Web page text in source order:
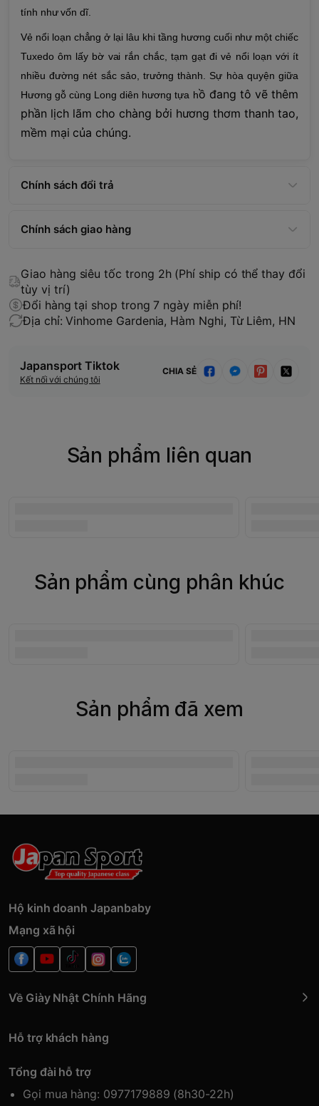
tính như vốn dĩ.
Vẻ nổi loạn chẳng ở lại lâu khi tầng hương cuối như một chiếc
Tuxedo ôm lấy bờ vai rắn chắc, tạm gạt đi vẻ nổi loạn với ít
nhiều đường nét sắc sảo, trưởng thành. Sự hòa quyện giữa
Hương gỗ cùng Long diên hương tựa hồ đang tô vẽ thêm
phần lịch lãm cho chàng bởi hương thơm thanh tao,
mềm mại của chúng.
Chính sách đổi trả
Chính sách giao hàng
Giao hàng siêu tốc trong 2h (Phí ship có thể thay đổi
tùy vị trí)
Đổi hàng tại shop trong 7 ngày miễn phí!
Địa chỉ: Vinhome Gardenia, Hàm Nghi, Từ Liêm, HN
Japansport Tiktok
Kết nối với chúng tôi
CHIA SẺ
Sản phẩm liên quan
Sản phẩm cùng phân khúc
Sản phẩm đã xem
Hộ kinh doanh Japanbaby
Mạng xã hội
Về Giày Nhật Chính Hãng
Hỗ trợ khách hàng
Tổng đài hỗ trợ
Gọi mua hàng: 0977179889 (8h30-22h)